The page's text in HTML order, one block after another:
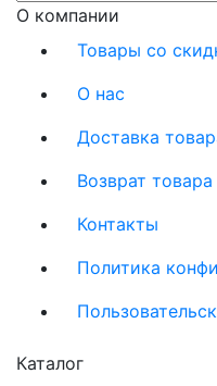
О компании
Товары со
О нас
Доставка
Возврат товара
Контакты
Политика
Каталог